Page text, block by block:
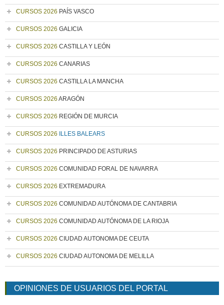
CURSOS 2026 PAÍS VASCO
CURSOS 2026 GALICIA
CURSOS 2026 CASTILLA Y LEÓN
CURSOS 2026 CANARIAS
CURSOS 2026 CASTILLA LA MANCHA
CURSOS 2026 ARAGÓN
CURSOS 2026 REGIÓN DE MURCIA
CURSOS 2026 ILLES BALEARS
CURSOS 2026 PRINCIPADO DE ASTURIAS
CURSOS 2026 COMUNIDAD FORAL DE NAVARRA
CURSOS 2026 EXTREMADURA
CURSOS 2026 COMUNIDAD AUTÓNOMA DE CANTABRIA
CURSOS 2026 COMUNIDAD AUTÓNOMA DE LA RIOJA
CURSOS 2026 CIUDAD AUTONOMA DE CEUTA
CURSOS 2026 CIUDAD AUTONOMA DE MELILLA
OPINIONES DE USUARIOS DEL PORTAL